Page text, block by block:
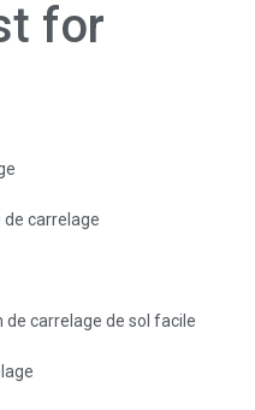
for
de carrelage
de carrelage de sol facile